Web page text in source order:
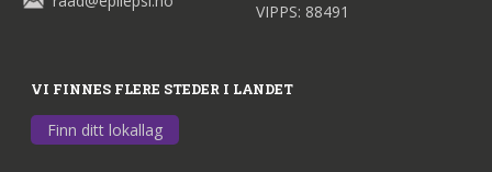
VIPPS: 88491
VI FINNES FLERE STEDER I LANDET
Finn ditt lokallag